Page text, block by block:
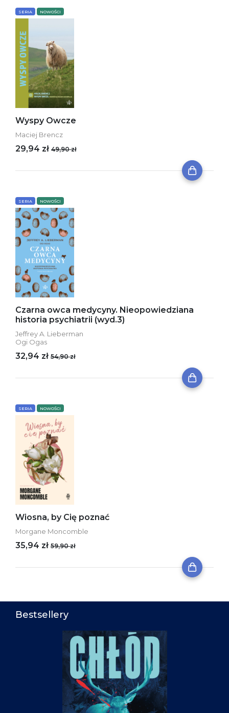
SERIA NOWOŚCI
Wyspy Owcze
Maciej Brencz
29,94 zł 49,90 zł
SERIA NOWOŚCI
Czarna owca medycyny. Nieopowiedziana
historia psychiatrii (wyd.3)
Jeffrey A. Lieberman
Ogi Ogas
32,94 zł 54,90 zł
SERIA NOWOŚCI
Wiosna, by Cię poznać
Morgane Moncomble
35,94 zł 59,90 zł
Bestsellery